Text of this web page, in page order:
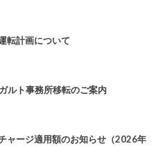
転計画について
ルト事務所移転のご案内
ャージ適用額のお知らせ（2026年